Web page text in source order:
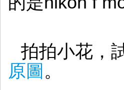
拍拍小花，
原圖 。